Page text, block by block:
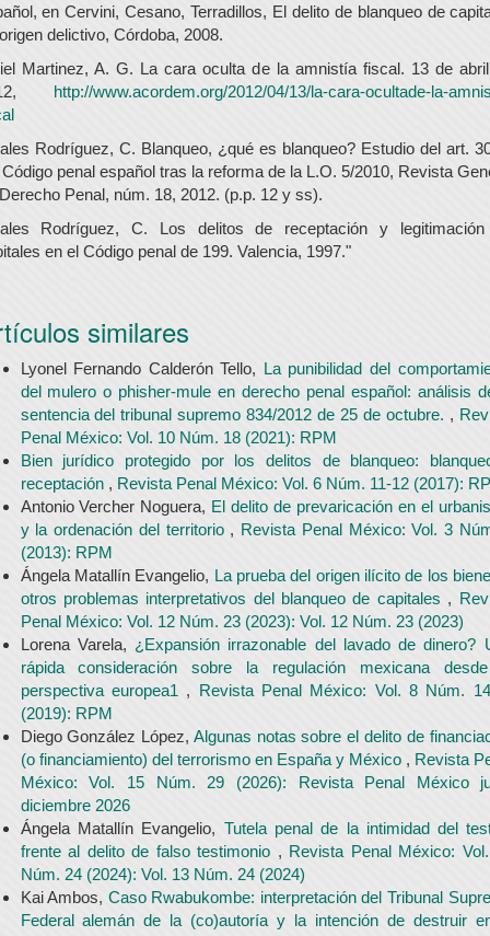
en Cervini, Cesano, Terradillos, El delito de blanqueo de
delictivo, Córdoba, 2008.
Martinez, A. G. La cara oculta de la amnistía fiscal. 13 de
http://www.acordem.org/2012/04/13/la-cara-ocultade-la-
Rodríguez, C. Blanqueo, ¿qué es blanqueo? Estudio del art.
penal español tras la reforma de la L.O. 5/2010, Revista
Penal, núm. 18, 2012. (p.p. 12 y ss).
Rodríguez, C. Los delitos de receptación y
en el Código penal de 199. Valencia, 1997."
similares
Lyonel Fernando Calderón Tello, La punibilidad del
del mulero o phisher-mule en derecho penal español: análisis
sentencia del tribunal supremo 834/2012 de 25 de octubre. ,
Penal México: Vol. 10 Núm. 18 (2021): RPM
Bien jurídico protegido por los delitos de blanqueo:
receptación , Revista Penal México: Vol. 6 Núm. 11-12 (2017):
Antonio Vercher Noguera, El delito de prevaricación en el
y la ordenación del territorio , Revista Penal México: Vol. 3
(2013): RPM
Ángela Matallín Evangelio, La prueba del origen ilícito de los
otros problemas interpretativos del blanqueo de capitales ,
Penal México: Vol. 12 Núm. 23 (2023): Vol. 12 Núm. 23 (2023)
Lorena Varela, ¿Expansión irrazonable del lavado de dinero?
rápida consideración sobre la regulación mexicana
perspectiva europea1 , Revista Penal México: Vol. 8 Núm.
(2019): RPM
Diego González López, Algunas notas sobre el delito de
(o financiamiento) del terrorismo en España y México , Revista
México: Vol. 15 Núm. 29 (2026): Revista Penal México
diciembre 2026
Ángela Matallín Evangelio, Tutela penal de la intimidad del
frente al delito de falso testimonio , Revista Penal México:
Núm. 24 (2024): Vol. 13 Núm. 24 (2024)
Kai Ambos, Caso Rwabukombe: interpretación del Tribunal
Federal alemán de la (co)autoría y la intención de destruir